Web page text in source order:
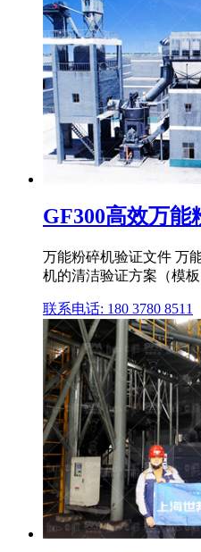
GF300高效万能
万能粉碎机验证文件 万
机的清洁验证方案（模
联系电话: 180 3780 8511